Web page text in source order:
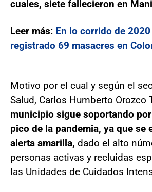
cuales, siete fallecieron en
Leer más: En lo corrido de
registrado 69 masacres en
Motivo por el cual y según el
Salud, Carlos Humberto Orozco
municipio sigue soportando
pico de la pandemia, ya que se
alerta amarilla, dado el alto
personas activas y recluidas
las Unidades de Cuidados